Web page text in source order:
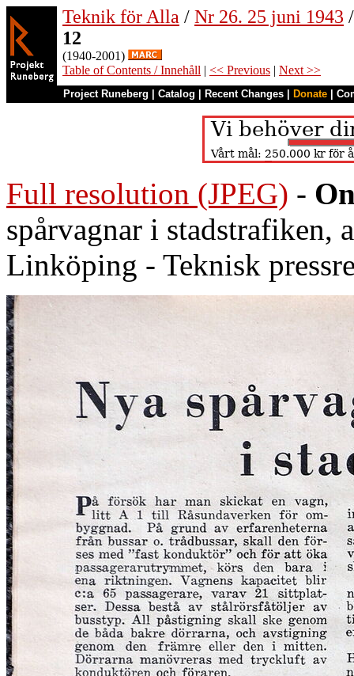
Teknik för Alla / Nr 26. 25 juni 1943 /
12
(1940-2001)
Table of Contents / Innehåll | << Previous | Next >>
Project Runeberg Catalog Recent Changes Donate
Full resolution (JPEG) -
spårvagnar i
Linköping - Teknisk